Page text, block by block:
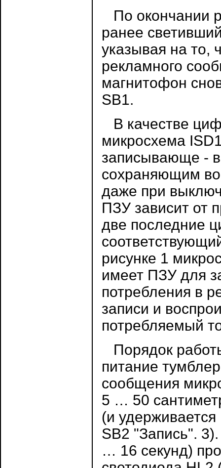
По окончании
ранее
указывая на то,
рекламного
магнитофон
SB1.
В качестве
микросхема
записывающе -
сохраняющим
даже при
ПЗУ зависит от
две последние
рисунке 1
имеет ПЗУ для
потребления в
записи и
потребляемый
Порядок
питание
сообщения
5 … 50
(и
SB2 "Запись".
… 16 секунд)